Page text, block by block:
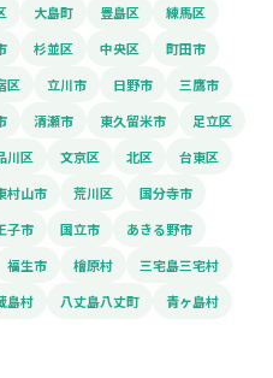
大島町 豊島区
練馬区
杉並区 中央区
町田市
区 立川市 日野市
三鷹市
清瀬市 東久留米市
足立区
川区 文京区 北区
台東区
村山市 荒川区
国分寺市
子市 国立市
あきる野市
福生市 檜原村
三宅島三宅村
島村 八丈島八丈町
青ヶ島村